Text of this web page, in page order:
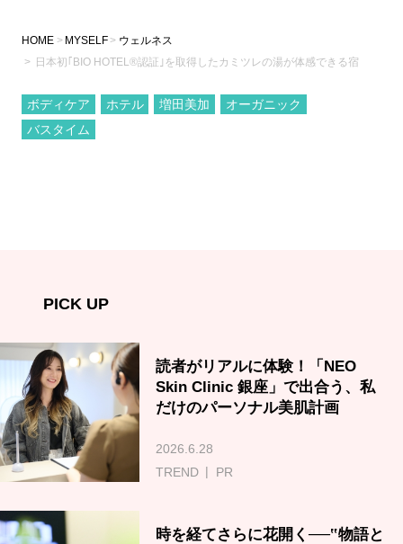
HOME MYSELF
ウェルネス
日本初｢BIO HOTEL®認証｣を取得したカミツレの湯が体感できる宿
ボディケア ホテル 増田美加
オーガニック
バスタイム
PICK UP
読者がリアルに体験！「NEO
Skin Clinic 銀座」で出合う、私
だけのパーソナル美肌計画
2026.6.28
TREND
PR
時を経てさらに花開く──‟物語と